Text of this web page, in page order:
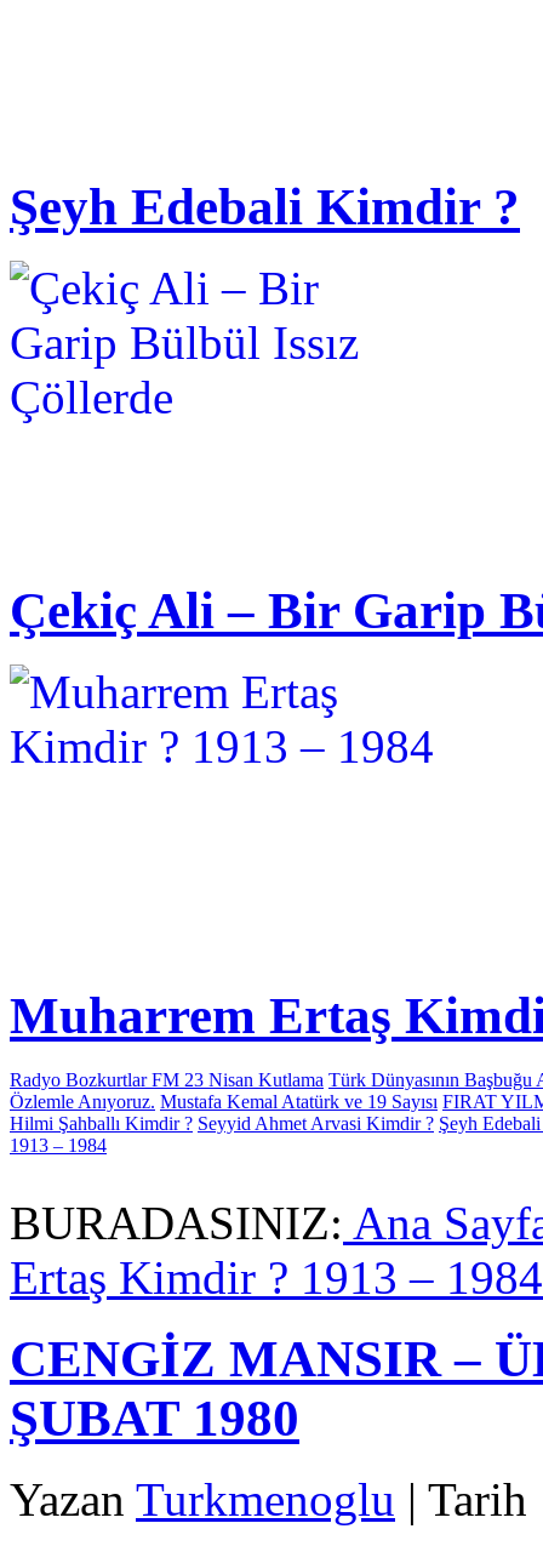
Şeyh Edebali Kimdir ?
Çekiç Ali – Bir Garip
Muharrem Ertaş
Radyo Bozkurtlar FM 23 Nisan Kutlama Türk Dünyasının
Özlemle Anıyoruz. Mustafa Kemal Atatürk ve 19 Sayısı FIRAT
Hilmi Şahballı Kimdir ? Seyyid Ahmet Arvasi Kimdir ? Şeyh
1913 – 1984
BURADASINIZ: Ana
Ertaş Kimdir ? 1913 – 1984
CENGİZ MANSIR –
ŞUBAT 1980
Yazan Turkmenoglu |